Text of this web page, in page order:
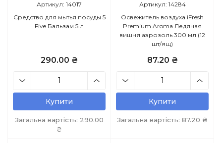
Артикул: 14017
Средство для мытья посуды 5
Five Бальзам 5 л
290.00 ₴
Купити
Загальна вартість: 290.00
₴
Артикул: 14284
Освежитель воздуха iFresh
Premium Aroma Ледяная
вишня аэрозоль 300 мл (12
шт/ящ)
87.20 ₴
Купити
Загальна вартість: 87.20 ₴